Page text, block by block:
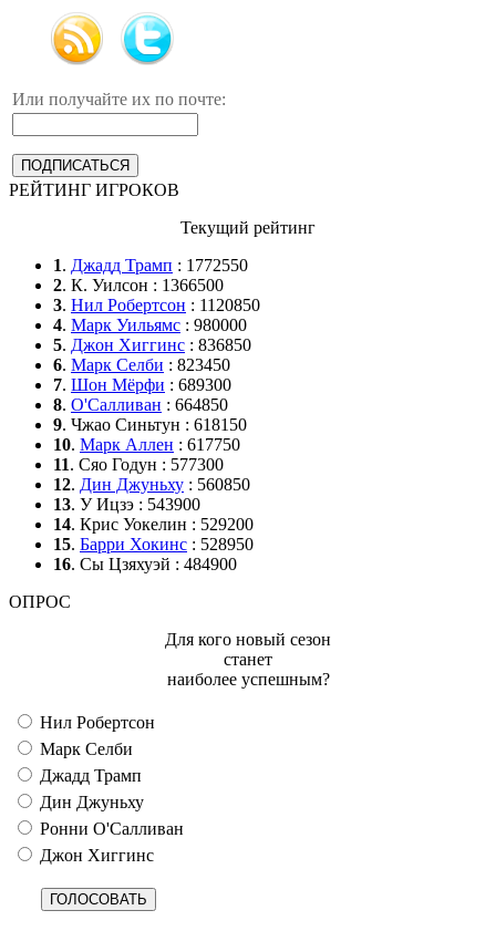
Или получайте их по почте:
РЕЙТИНГ ИГРОКОВ
Текущий рейтинг
1. Джадд Трамп : 1772550
2. К. Уилсон : 1366500
3. Нил Робертсон : 1120850
4. Марк Уильямс : 980000
5. Джон Хиггинс : 836850
6. Марк Селби : 823450
7. Шон Мёрфи : 689300
8. О'Салливан : 664850
9. Чжао Синьтун : 618150
10. Марк Аллен : 617750
11. Сяо Годун : 577300
12. Дин Джуньху : 560850
13. У Ицзэ : 543900
14. Крис Уокелин : 529200
15. Барри Хокинс : 528950
16. Сы Цзяхуэй : 484900
ОПРОС
Для кого новый сезон
станет
наиболее успешным?
Нил Робертсон
Марк Селби
Джадд Трамп
Дин Джуньху
Ронни О'Салливан
Джон Хиггинс